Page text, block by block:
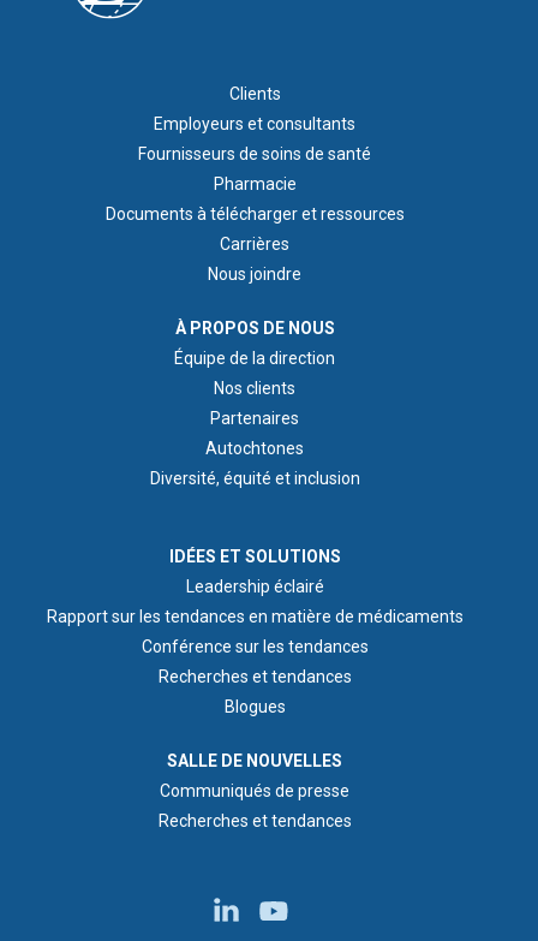
Clients
Employeurs et consultants
Fournisseurs de soins de santé
Pharmacie
Documents à télécharger et ressources
Carrières
Nous joindre
À PROPOS DE NOUS
Équipe de la direction
Nos clients
Partenaires
Autochtones
Diversité, équité et inclusion
IDÉES ET SOLUTIONS
Leadership éclairé
Rapport sur les tendances en matière de médicaments
Conférence sur les tendances
Recherches et tendances
Blogues
SALLE DE NOUVELLES
Communiqués de presse
Recherches et tendances